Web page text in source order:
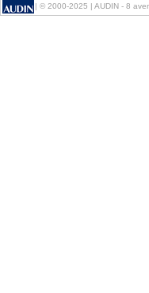
| © 2000-2025 | AUDIN - 8